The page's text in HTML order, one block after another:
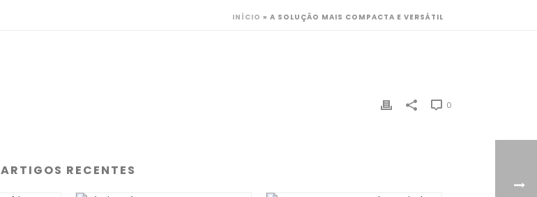
INÍCIO » A SOLUÇÃO MAIS COMPACTA E VERSÁTIL
0
ARTIGOS RECENTES